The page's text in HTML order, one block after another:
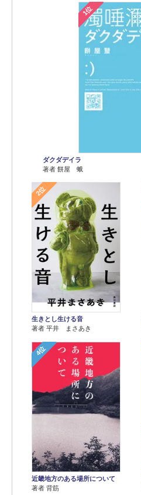
1位
ダクダデイラ
著者 餅屋 蛾
2位
生きとし生ける音
著者 平井 まさあき
4位
近畿地方のある場所について
著者 背筋